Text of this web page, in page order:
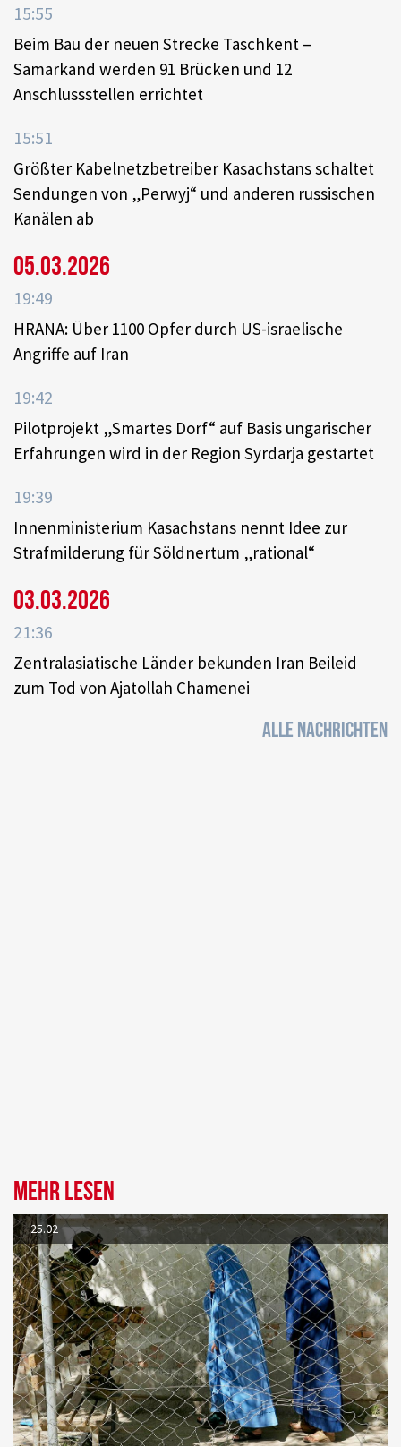
15:55
Beim Bau der neuen Strecke Taschkent –
Samarkand werden 91 Brücken und 12
Anschlussstellen errichtet
15:51
Größter Kabelnetzbetreiber Kasachstans schaltet
Sendungen von „Perwyj“ und anderen russischen
Kanälen ab
05.03.2026
19:49
HRANA: Über 1100 Opfer durch US-israelische
Angriffe auf Iran
19:42
Pilotprojekt „Smartes Dorf“ auf Basis ungarischer
Erfahrungen wird in der Region Syrdarja gestartet
19:39
Innenministerium Kasachstans nennt Idee zur
Strafmilderung für Söldnertum „rational“
03.03.2026
21:36
Zentralasiatische Länder bekunden Iran Beileid
zum Tod von Ajatollah Chamenei
ALLE NACHRICHTEN
Mehr lesen
25.02